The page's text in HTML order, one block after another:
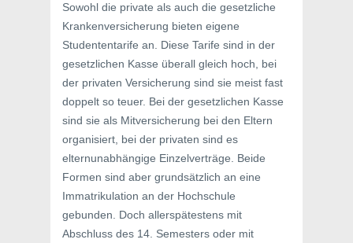
Sowohl die private als auch die gesetzliche
Krankenversicherung bieten eigene
Studententarife an. Diese Tarife sind in der
gesetzlichen Kasse überall gleich hoch, bei
der privaten Versicherung sind sie meist fast
doppelt so teuer. Bei der gesetzlichen Kasse
sind sie als Mitversicherung bei den Eltern
organisiert, bei der privaten sind es
elternunabhängige Einzelverträge. Beide
Formen sind aber grundsätzlich an eine
Immatrikulation an der Hochschule
gebunden. Doch allerspätestens mit
Abschluss des 14. Semesters oder mit